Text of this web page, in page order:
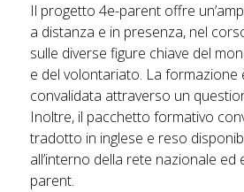
Il progetto 4e-parent offre
a distanza e in presenza, nel
sulle diverse figure chiave del
e del volontariato. La formazione
convalidata attraverso un
Inoltre, il pacchetto formativo
tradotto in inglese e reso
all’interno della rete nazionale ed
parent.